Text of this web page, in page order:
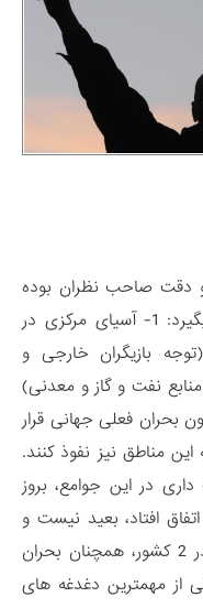
و دقت صاحب نظران بوده
است. این توجه از چند عامل نشات میگیرد: 1- آسیای مرکزی در
بازیگران خارجی و
نفت و گاز و معدنی)
کانون بحران فعلی جهانی قرار
مناطق نیز نفوذ کنند.
در این جوامع، بروز
افتاد، بعید نیست و
4- به رغم انتقال مسالمت آمیز قدرت در 2 کشور، همچنان بحران
از مهمترین دغدغه های